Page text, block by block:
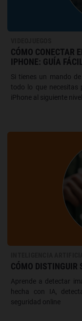
CÓMO CONECTAR
IPHONE: GUÍA
Si tienes un mando
todo lo que necesitas
iPhone al siguiente nivel.
CÓMO DISTINGUIR
Aprende a detectar
hecha con IA,
seguridad online